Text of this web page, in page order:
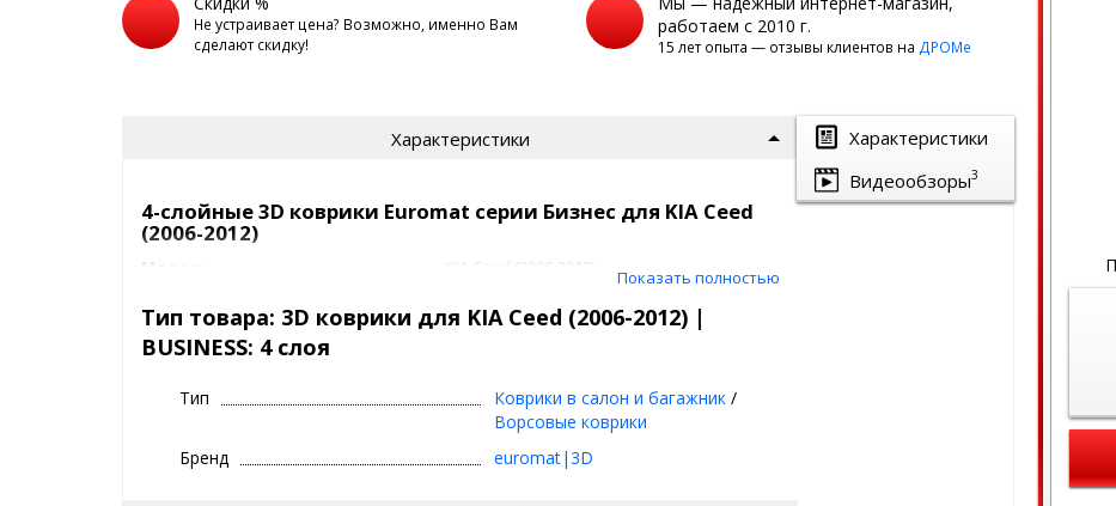
Не устраивает цена? Возможно, именно Вам
сделают скидку!
работаем с 2010 г.
15 лет опыта — отзывы клиентов на ДРОМе
Характеристики
Видеообзоры3
Характеристики
4-слойные 3D коврики Euromat серии Бизнес для KIA Ceed
(2006-2012)
Модель
KIA Ceed (2006-2012)
Класс
BUSINESS: 4 слоя
Задний ряд
с перемычкой
Подпятник
Коврики 3D|Euromat
⊕ объединяют лучшие качества резиновых и текстильных
Показать полностью
Тип товара: 3D коврики для KIA Ceed (2006-2012) |
BUSINESS: 4 слоя
Тип Коврики в салон и багажник /
Ворсовые коврики
Бренд
euromat|3D